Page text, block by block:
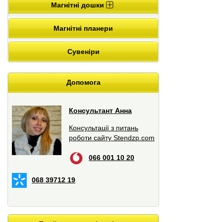
Магнітні дошки
Магнітні планери
Сувеніри
Допомога
Консультант Анна
Консультації з питань
роботи сайту Stendzp.com
066 001 10 20
068 39712 19